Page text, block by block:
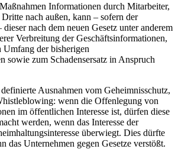
Informationen durch Mitarbeiter,
nach außen, kann – sofern der
nach dem neuen Gesetz unter anderem
Verbreitung der Geschäftsinformationen,
der bisherigen
sowie zum Schadensersatz in Anspruch
Ausnahmen vom Geheimnisschutz,
wenn die Offenlegung von
im öffentlichen Interesse ist, dürfen diese
werden, wenn das Interesse der
überwiegt. Dies dürfte
das Unternehmen gegen Gesetze verstößt.